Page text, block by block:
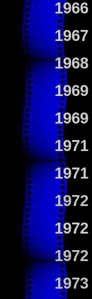
1966
1967
1968
1969
1969
1971
1971
1972
1972
1972
1973